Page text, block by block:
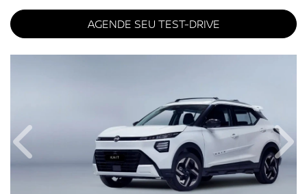
AGENDE SEU TEST-DRIVE
Anterior